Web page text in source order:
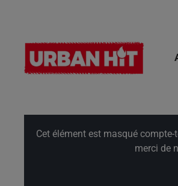
Cet élément est masqué
merci de